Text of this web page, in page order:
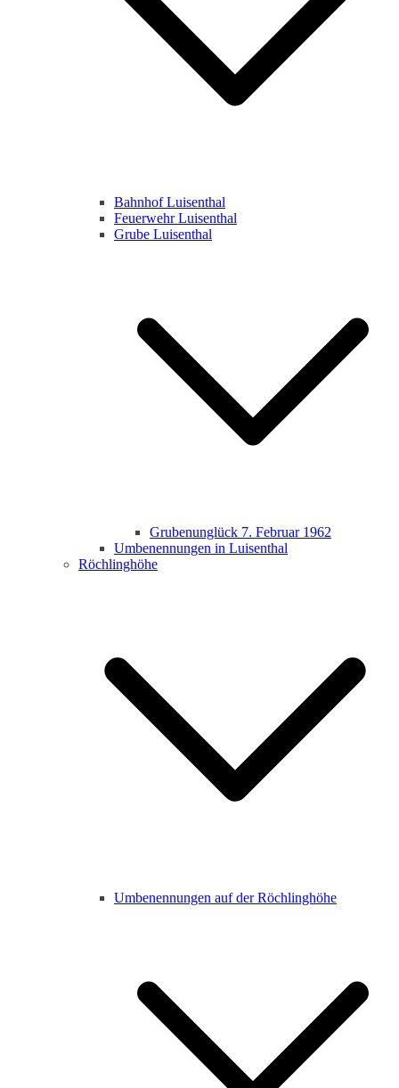
Bahnhof Luisenthal
Feuerwehr Luisenthal
Grube Luisenthal
Grubenunglück 7. Februar 1962
Umbenennungen in Luisenthal
Röchlinghöhe
Umbenennungen auf der Röchlinghöhe